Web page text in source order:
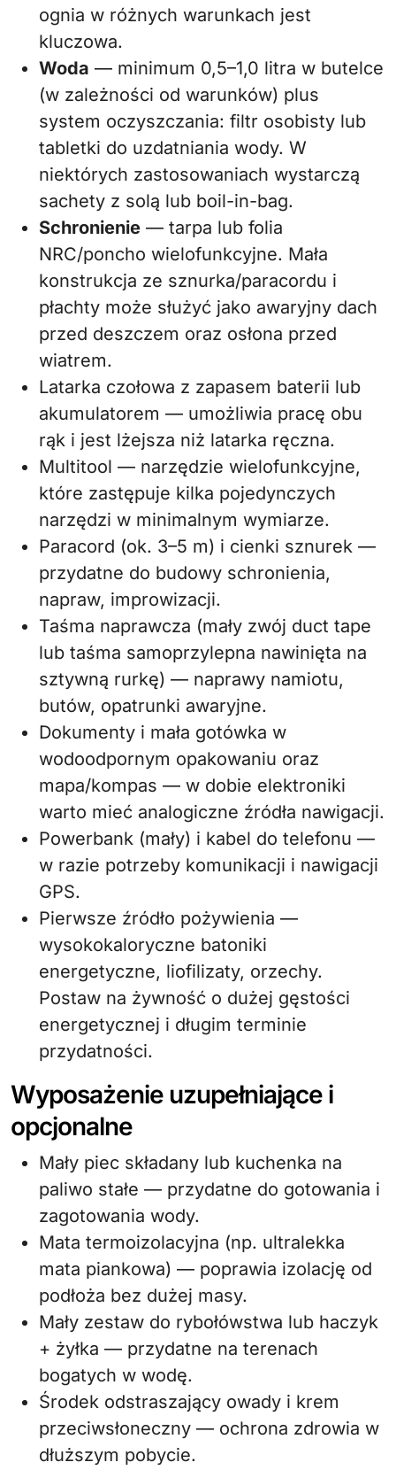
ognia w różnych warunkach jest
kluczowa.
Woda — minimum 0,5–1,0 litra w butelce
(w zależności od warunków) plus
system oczyszczania: filtr osobisty lub
tabletki do uzdatniania wody. W
niektórych zastosowaniach wystarczą
sachety z solą lub boil-in-bag.
Schronienie — tarpa lub folia
NRC/poncho wielofunkcyjne. Mała
konstrukcja ze sznurka/paracordu i
płachty może służyć jako awaryjny dach
przed deszczem oraz osłona przed
wiatrem.
Latarka czołowa z zapasem baterii lub
akumulatorem — umożliwia pracę obu
rąk i jest lżejsza niż latarka ręczna.
Multitool — narzędzie wielofunkcyjne,
które zastępuje kilka pojedynczych
narzędzi w minimalnym wymiarze.
Paracord (ok. 3–5 m) i cienki sznurek —
przydatne do budowy schronienia,
napraw, improwizacji.
Taśma naprawcza (mały zwój duct tape
lub taśma samoprzylepna nawinięta na
sztywną rurkę) — naprawy namiotu,
butów, opatrunki awaryjne.
Dokumenty i mała gotówka w
wodoodpornym opakowaniu oraz
mapa/kompas — w dobie elektroniki
warto mieć analogiczne źródła nawigacji.
Powerbank (mały) i kabel do telefonu —
w razie potrzeby komunikacji i nawigacji
GPS.
Pierwsze źródło pożywienia —
wysokokaloryczne batoniki
energetyczne, liofilizaty, orzechy.
Postaw na żywność o dużej gęstości
energetycznej i długim terminie
przydatności.
Wyposażenie uzupełniające i
opcjonalne
Mały piec składany lub kuchenka na
paliwo stałe — przydatne do gotowania i
zagotowania wody.
Mata termoizolacyjna (np. ultralekka
mata piankowa) — poprawia izolację od
podłoża bez dużej masy.
Mały zestaw do rybołówstwa lub haczyk
+ żyłka — przydatne na terenach
bogatych w wodę.
Środek odstraszający owady i krem
przeciwsłoneczny — ochrona zdrowia w
dłuższym pobycie.